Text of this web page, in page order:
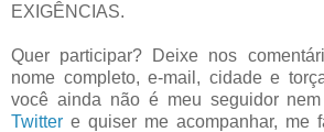
EXIGÊNCIAS.
Quer participar? Deixe nos
nome completo, e-mail, cidade e
você ainda não é meu seguidor
Twitter e quiser me acompanhar, me